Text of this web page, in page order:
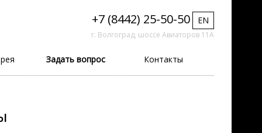
+7 (8442) 25-50-50 EN
г. Волгоград, шоссе Авиаторов 11А
Задать вопрос Контакты